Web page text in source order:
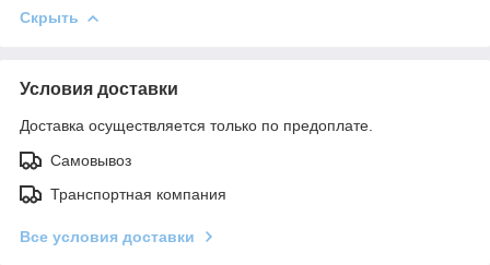
Скрыть
Условия доставки
Доставка осуществляется только по предоплате.
Самовывоз
Транспортная компания
Все условия доставки